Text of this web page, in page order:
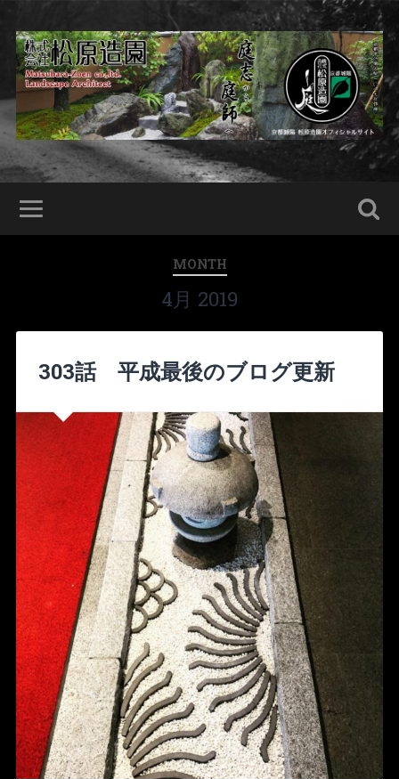
MONTH
4月 2019
303話 平成最後のブログ更新